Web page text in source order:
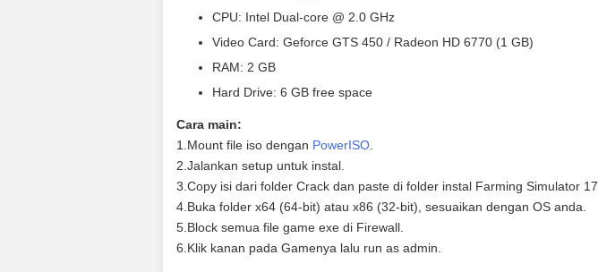
CPU: Intel Dual-core @ 2.0 GHz
Video Card: Geforce GTS 450 / Radeon HD 6770 (1 GB)
RAM: 2 GB
Hard Drive: 6 GB free space
Cara main:
1.Mount file iso dengan PowerISO
2.Jalankan setup untuk instal.
3.Copy isi dari folder Crack dan paste di folder instal Farming Simulator 17.
4.Buka folder x64 (64-bit) atau x86 (32-bit), sesuaikan dengan OS anda.
5.Block semua file game exe di Firewall.
6.Klik kanan pada Gamenya lalu run as admin.